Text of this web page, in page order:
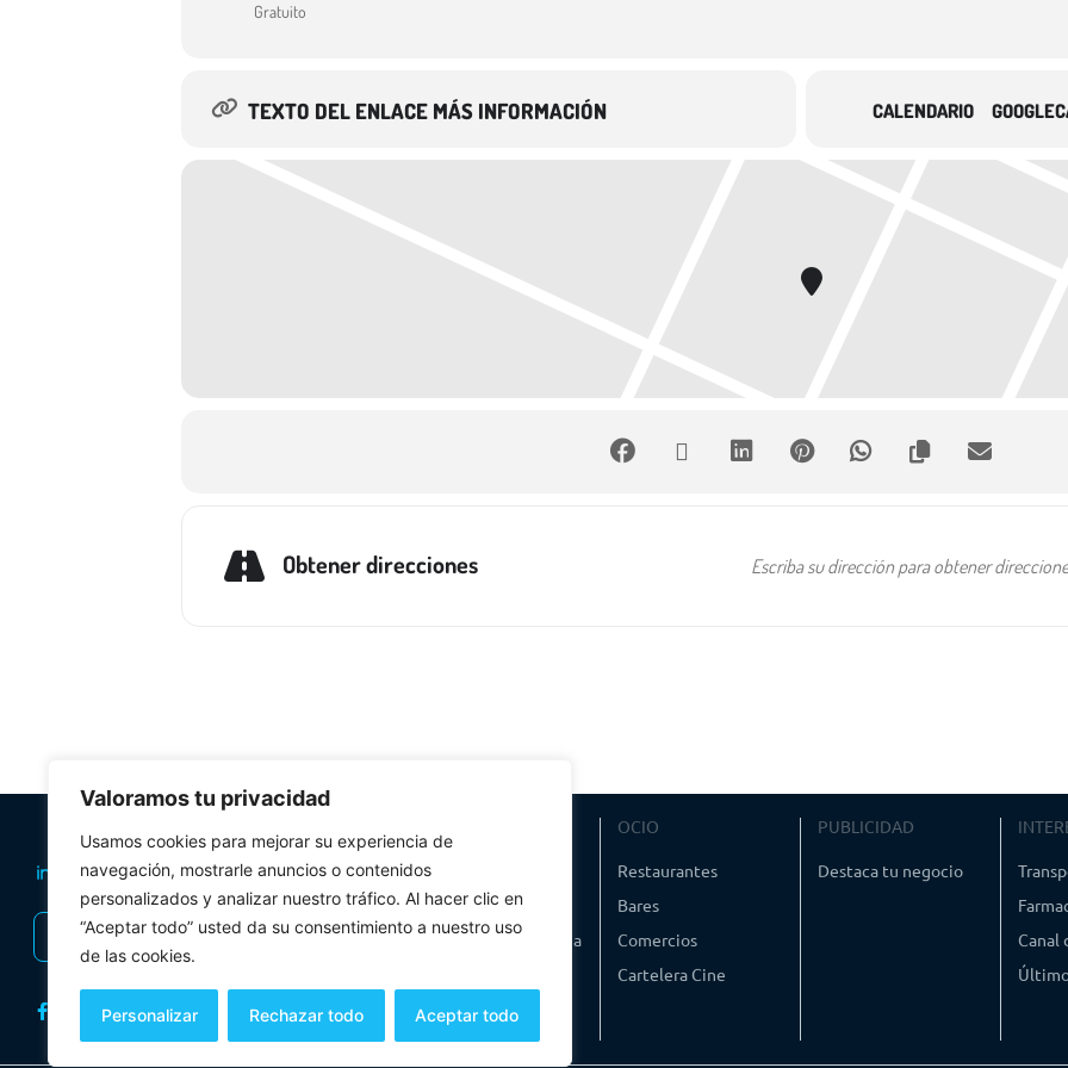
Valoramos tu privacidad
Usamos cookies para mejorar su experiencia de
navegación, mostrarle anuncios o contenidos
personalizados y analizar nuestro tráfico. Al hacer clic en
“Aceptar todo” usted da su consentimiento a nuestro uso
de las cookies.
Personalizar Rechazar todo Aceptar todo
Gratuito
TEXTO DEL ENLACE MÁS INFORMACIÓN CALENDARIO
Obtener direcciones
INSCRIBIRSE AL BOLETÍN
Oficinas de turismo
Visitas Guiadas
Folletos y multimedia
OCIO
Restaurantes
Bares
Comercios
Cartelera Cine
PUBLICIDAD
Destaca tu negocio
Canal